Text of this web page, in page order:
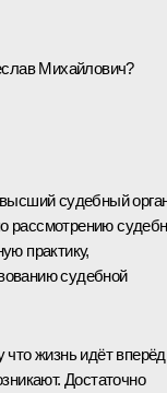
Михайлович?
судебный
рассмотрению
практику,
судебной
жизнь идёт
Достаточно